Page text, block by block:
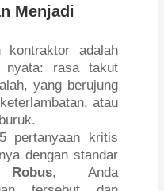
Menjadi
kontraktor adalah
nyata: rasa takut
yang berujung
atau
pertanyaan kritis
dengan standar
Robus, Anda